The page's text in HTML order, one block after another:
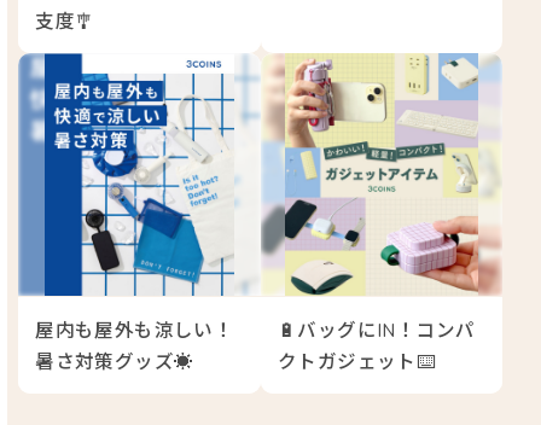
支度🎐
屋内も屋外も涼しい！
暑さ対策グッズ☀️
🔋バッグにIN！コンパ
クトガジェット⌨️